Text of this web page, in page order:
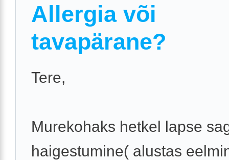
Allergia või
tavapärane?
Tere,
Murekohaks hetkel lapse
haigestumine( alustas